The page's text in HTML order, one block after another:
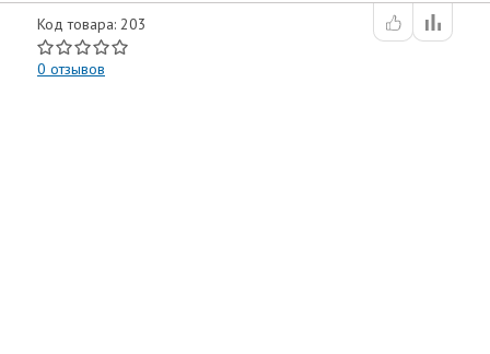
Код товара: 203
0 отзывов